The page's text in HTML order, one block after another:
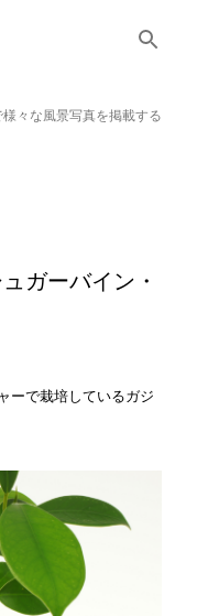
テンツに移動
々な風景写真を掲載する
ガーバイン・
ーで栽培しているガジ